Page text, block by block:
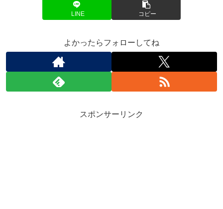
LINE コピー
よかったらフォローしてね
スポンサーリンク